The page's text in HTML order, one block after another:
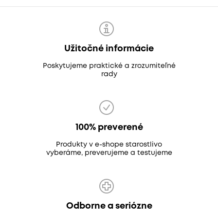
Užitočné informácie
Poskytujeme praktické a zrozumiteľné
rady
100% preverené
Produkty v e-shope starostlivo
vyberáme, preverujeme a testujeme
Odborne a seriózne